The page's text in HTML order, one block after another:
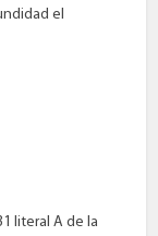
el
literal A de la